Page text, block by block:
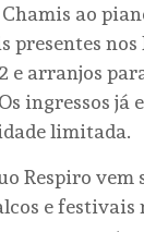
ao
presentes nos
e arranjos
ingressos já
limitada.
Respiro vem
e festivais